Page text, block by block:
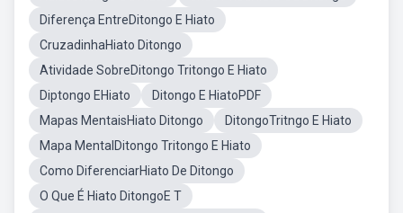
Diferença EntreDitongo E Hiato
CruzadinhaHiato Ditongo
Atividade SobreDitongo Tritongo E Hiato
Diptongo EHiato
Ditongo E HiatoPDF
Mapas MentaisHiato Ditongo
DitongoTritngo E Hiato
Mapa MentalDitongo Tritongo E Hiato
Como DiferenciarHiato De Ditongo
O Que É Hiato DitongoE T